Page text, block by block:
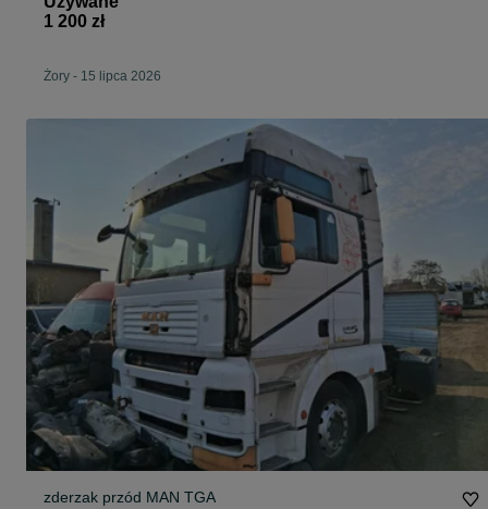
1 200 zł
Żory - 15 lipca 2026
zderzak przód MAN TGA